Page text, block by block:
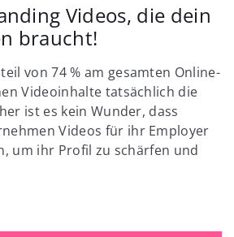
Videos, die dein
braucht!
von 74 % am gesamten Online-
Videoinhalte tatsächlich die
ist es kein Wunder, dass
Videos für ihr Employer
um ihr Profil zu schärfen und